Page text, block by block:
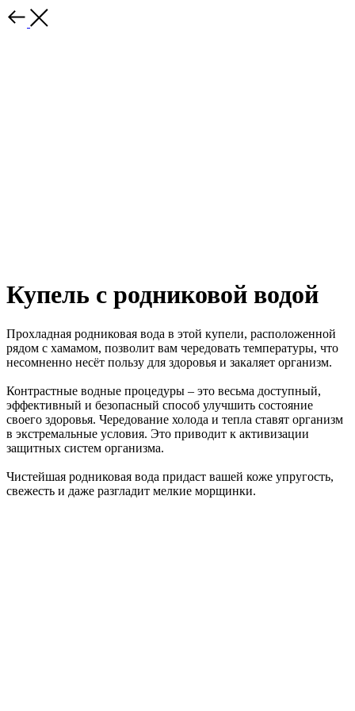
Купель с родниковой водой
Прохладная родниковая вода в этой купели, расположенной
рядом с хамамом, позволит вам чередовать температуры, что
несомненно несёт пользу для здоровья и закаляет организм.
Контрастные водные процедуры – это весьма доступный,
эффективный и безопасный способ улучшить состояние
своего здоровья. Чередование холода и тепла ставят организм
в экстремальные условия. Это приводит к активизации
защитных систем организма.
Чистейшая родниковая вода придаст вашей коже упругость,
свежесть и даже разгладит мелкие морщинки.